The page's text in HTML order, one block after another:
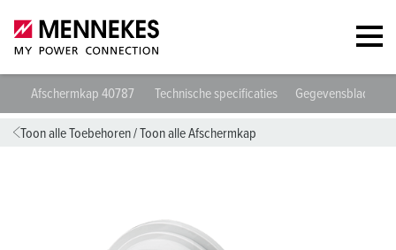
Afschermkap 40787 Technische specificaties Gegevensbladen
Toon alle Toebehoren/Toon alle Afschermkap